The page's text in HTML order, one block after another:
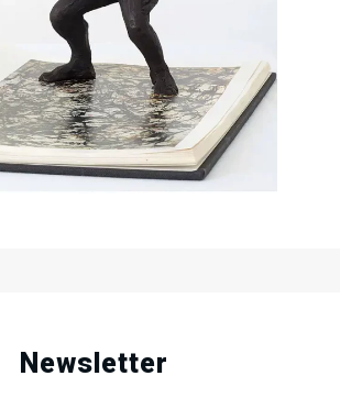
Exposition proposée par Karine
Rougier et Nina Leger
Newsletter